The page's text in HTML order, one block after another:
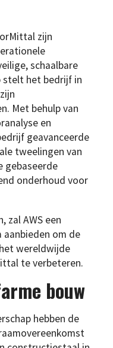
zijn
schaalbare
stelt het bedrijf in
Met behulp van
en
geavanceerde
tweelingen van
gebaseerde
onderhoud voor
zal AWS een
om de
wereldwijde
te verbeteren.
bouw
hebben de